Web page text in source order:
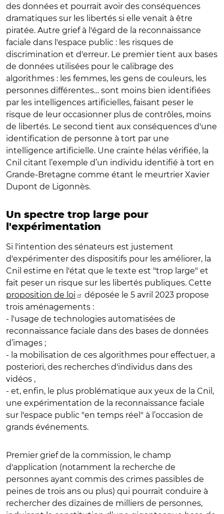
des données et pourrait avoir des conséquences
dramatiques sur les libertés si elle venait à être
piratée. Autre grief à l'égard de la reconnaissance
faciale dans l'espace public : les risques de
discrimination et d'erreur. Le premier tient aux bases
de données utilisées pour le calibrage des
algorithmes : les femmes, les gens de couleurs, les
personnes différentes… sont moins bien identifiées
par les intelligences artificielles, faisant peser le
risque de leur occasionner plus de contrôles, moins
de libertés. Le second tient aux conséquences d'une
identification de personne à tort par une
intelligence artificielle. Une crainte hélas vérifiée, la
Cnil citant l’exemple d’un individu identifié à tort en
Grande-Bretagne comme étant le meurtrier Xavier
Dupont de Ligonnès.
Un spectre trop large pour
l'expérimentation
Si l'intention des sénateurs est justement
d'expérimenter des dispositifs pour les améliorer, la
Cnil estime en l'état que le texte est "trop large" et
fait peser un risque sur les libertés publiques. Cette
proposition de loi
déposée le 5 avril 2023 propose
trois aménagements :
- l'usage de technologies automatisées de
reconnaissance faciale dans des bases de données
d’images ;
- la mobilisation de ces algorithmes pour effectuer, a
posteriori, des recherches d'individus dans des
vidéos ,
- et, enfin, le plus problématique aux yeux de la Cnil,
une expérimentation de la reconnaissance faciale
sur l'espace public "en temps réel" à l’occasion de
grands événements.
Premier grief de la commission, le champ
d'application (notamment la recherche de
personnes ayant commis des crimes passibles de
peines de trois ans ou plus) qui pourrait conduire à
rechercher des dizaines de milliers de personnes,